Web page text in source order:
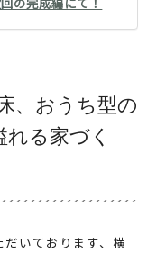
の完成編にて！
、おうち型の
る家づく
いております、横